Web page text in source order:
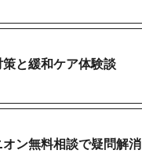
と緩和ケア体験談
ン無料相談で疑問解消